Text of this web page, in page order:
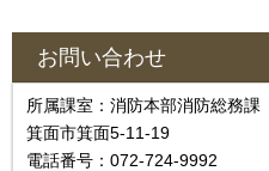
お問い合わせ
所属課室：消防本部消防総務課
箕面市箕面5-11-19
電話番号：072-724-9992